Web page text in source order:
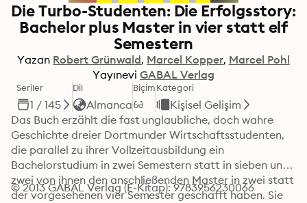
Die Turbo-Studenten: Die Erfolgsstory:
Bachelor plus Master in vier statt elf
Semestern
Yazan Robert Grünwald Marcel Kopper Marcel Pohl
Yayınevi GABAL Verlag
Seriler
1 / 145
Dil
Almanca
BiçimKategori
Kişisel Gelişim
Das Buch erzählt die fast unglaubliche, doch wahre
Geschichte dreier Dortmunder Wirtschaftsstudenten,
die parallel zu ihrer Vollzeitausbildung ein
Bachelorstudium in zwei Semestern statt in sieben und
zwei von ihnen den anschließenden Master in zwei statt
der vorgesehenen vier Semester geschafft haben. Sie
© 2013 GABAL Verlag (E-Kitap): 9783956230066